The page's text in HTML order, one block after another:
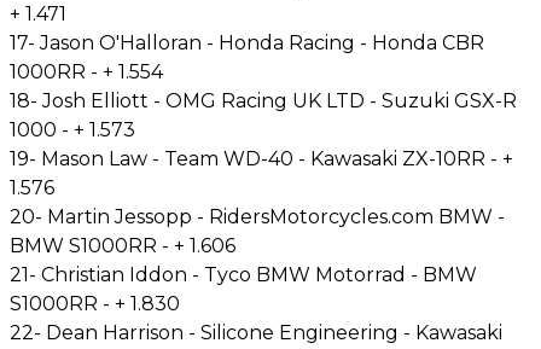
+ 1.471
17- Jason O'Halloran - Honda Racing - Honda CBR
1000RR - + 1.554
18- Josh Elliott - OMG Racing UK LTD - Suzuki GSX-R
1000 - + 1.573
19- Mason Law - Team WD-40 - Kawasaki ZX-10RR - +
1.576
20- Martin Jessopp - RidersMotorcycles.com BMW -
BMW S1000RR - + 1.606
21- Christian Iddon - Tyco BMW Motorrad - BMW
S1000RR - + 1.830
22- Dean Harrison - Silicone Engineering - Kawasaki